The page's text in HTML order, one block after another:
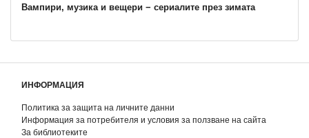
Вампири, музика и вещери − сериалите през зимата
ИНФОРМАЦИЯ
Политика за защита на личните данни
Информация за потребителя и условия за ползване на сайта
За библиотеките